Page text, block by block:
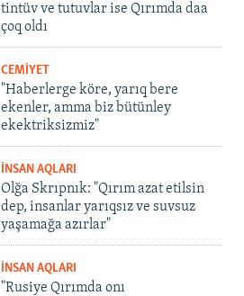
tintüv ve tutuvlar ise Qırımda daa
çoq oldı
CEMİYET
"Haberlerge köre, yarıq bere
ekenler, amma biz bütünley
ekektriksizmiz"
İNSAN AQLARI
Olğa Skrıpnık: "Qırım azat etilsin
dep, insanlar yarıqsız ve suvsuz
yaşamağa azırlar"
İNSAN AQLARI
"Rusiye Qırımda onı